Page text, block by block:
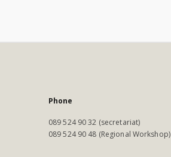
Phone
089 524 90 32 (secretariat)
089 524 90 48 (Regional Workshop)